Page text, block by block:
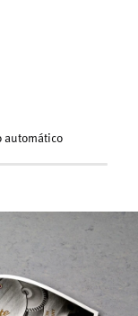
automático